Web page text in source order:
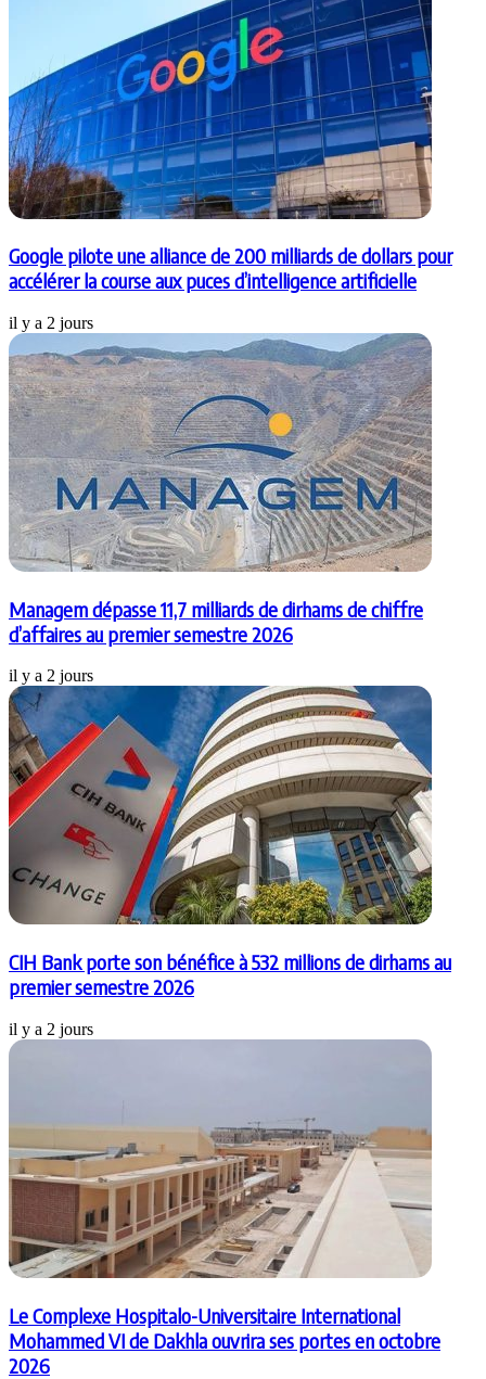
Google pilote une alliance de 200 milliards de dollars pour
accélérer la course aux puces d’intelligence artificielle
il y a 2 jours
Managem dépasse 11,7 milliards de dirhams de chiffre
d’affaires au premier semestre 2026
il y a 2 jours
CIH Bank porte son bénéfice à 532 millions de dirhams au
premier semestre 2026
il y a 2 jours
Le Complexe Hospitalo-Universitaire International
Mohammed VI de Dakhla ouvrira ses portes en octobre
2026